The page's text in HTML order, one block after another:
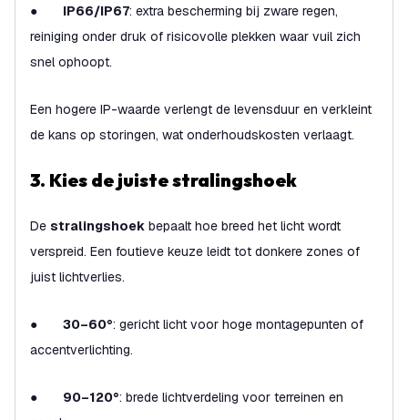
● IP66/IP67: extra bescherming bij zware regen,
reiniging onder druk of risicovolle plekken waar vuil zich
snel ophoopt.
Een hogere IP-waarde verlengt de levensduur en verkleint
de kans op storingen, wat onderhoudskosten verlaagt.
3. Kies de juiste stralingshoek
De stralingshoek bepaalt hoe breed het licht wordt
verspreid. Een foutieve keuze leidt tot donkere zones of
juist lichtverlies.
● 30–60°: gericht licht voor hoge montagepunten of
accentverlichting.
● 90–120°: brede lichtverdeling voor terreinen en